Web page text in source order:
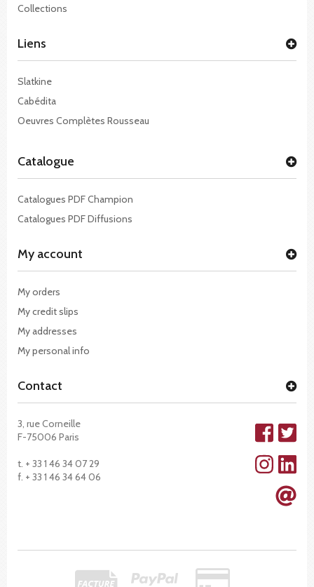
Collections
Liens
Slatkine
Cabédita
Oeuvres Complètes Rousseau
Catalogue
Catalogues PDF Champion
Catalogues PDF Diffusions
My account
My orders
My credit slips
My addresses
My personal info
Contact
3, rue Corneille
F-75006 Paris
t. + 33 1 46 34 07 29
f. + 33 1 46 34 64 06